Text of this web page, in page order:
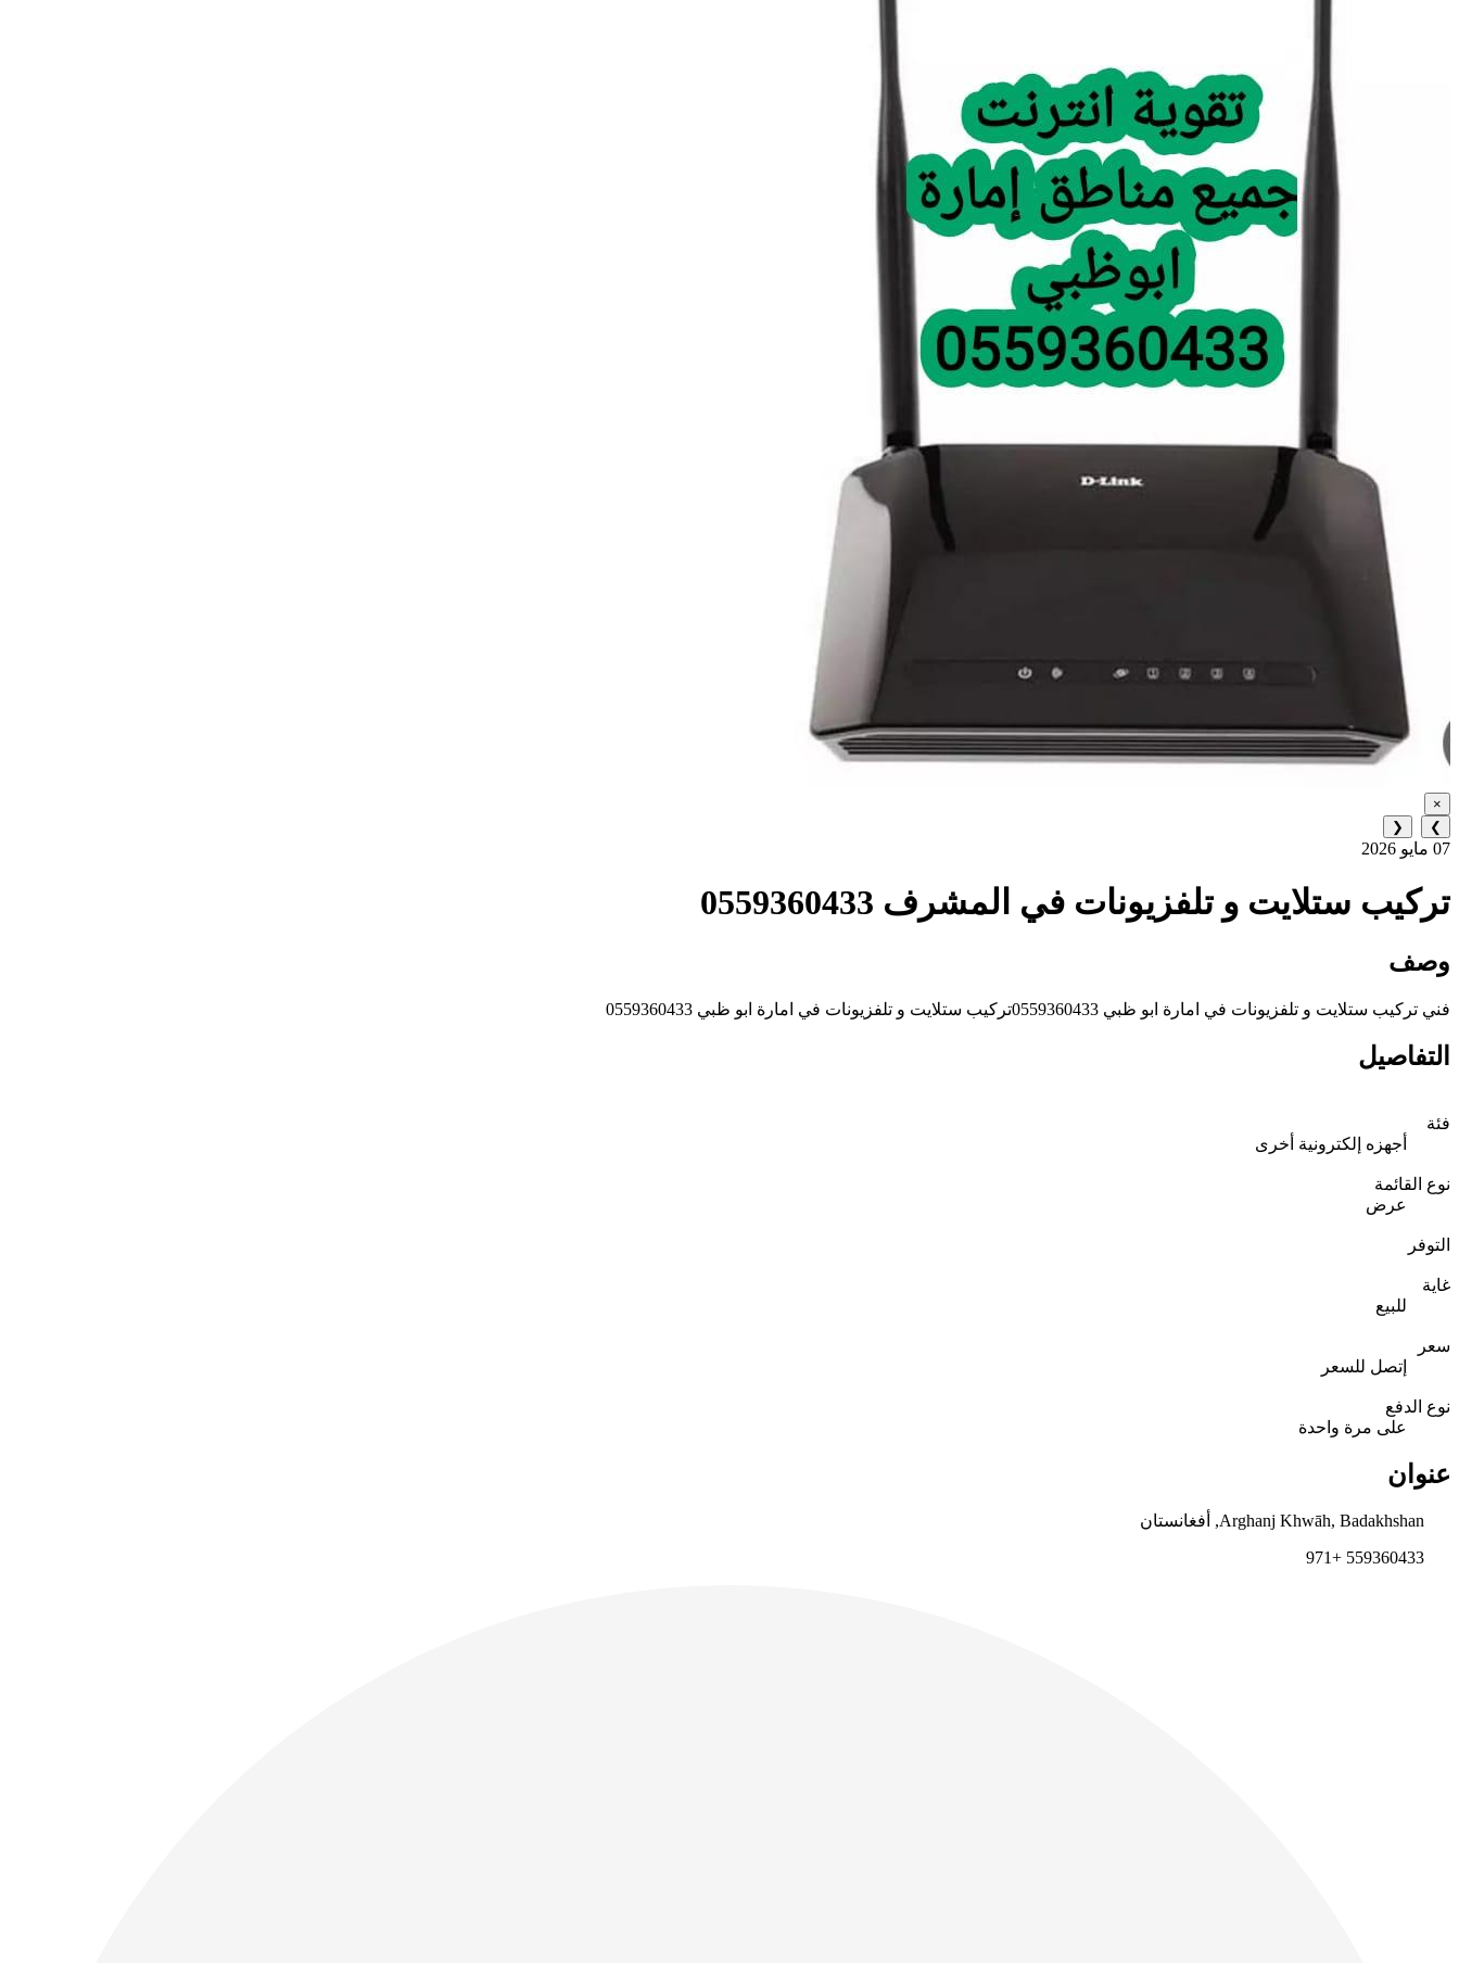
×
❯
❮
07 مايو 2026
تركيب ستلايت و تلفزيونات في المشرف 0559360433
وصف
فني تركيب ستلايت و تلفزيونات في امارة ابو ظبي 0559360433تركيب ستلايت و تلفزيونات في امارة ابو ظبي 0559360433
التفاصيل
فئة
أجهزه إلكترونية أخرى
نوع القائمة
عرض
التوفر
غاية
للبيع
سعر
إتصل للسعر
نوع الدفع
على مرة واحدة
عنوان
559360433 +971